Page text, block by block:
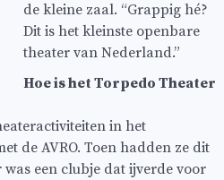
de kleine zaal. “Grappig hé?
Dit is het kleinste openbare
theater van Nederland.”
Hoe is het Torpedo Theater
in het
de AVRO. Toen hadden ze dit
een clubje dat ijverde voor